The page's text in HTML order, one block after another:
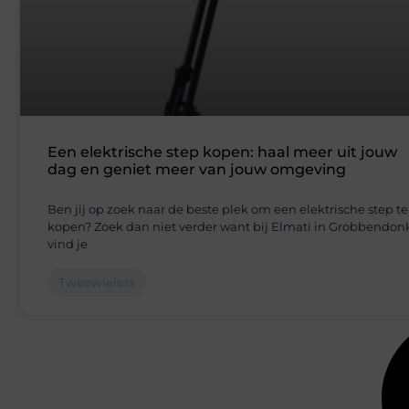
Een elektrische step kopen: haal meer uit jouw
dag en geniet meer van jouw omgeving
Ben jij op zoek naar de beste plek om een elektrische step te
kopen? Zoek dan niet verder want bij Elmati in
vind je
Tweewielers